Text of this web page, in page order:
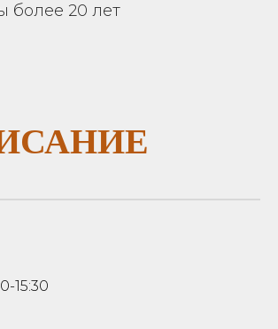
более 20 лет
15:30